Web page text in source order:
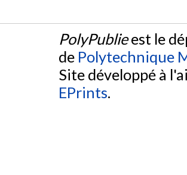
PolyPublieest le
de Polytechnique
Site développé à
EPrints.